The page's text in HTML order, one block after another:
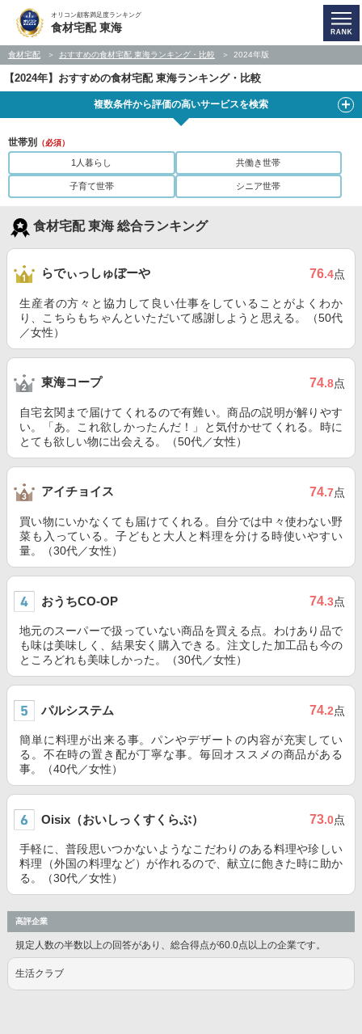
オリコン顧客満足度ランキング
食材宅配 東海
食材宅配 おすすめの食材宅配 東海ランキング・比較 2024年版
【2024年】おすすめの食材宅配 東海ランキング・比較
複数条件から評価の高いサービスを検索
世帯別 （必須）
1人暮らし 共働き世帯
子育て世帯 シニア世帯
食材宅配 東海 総合ランキング
らでぃっしゅぼーや 76.4点
生産者の方々と協力して良い仕事をしていることがよくわか
り、こちらもちゃんといただいて感謝しようと思える。（50代
／女性）
東海コープ 74.8点
自宅玄関まで届けてくれるので有難い。商品の説明が解りやす
い。「あ。これ欲しかったんだ！」と気付かせてくれる。時に
とても欲しい物に出会える。（50代／女性）
アイチョイス 74.7点
買い物にいかなくても届けてくれる。自分では中々使わない野
菜も入っている。子どもと大人と料理を分ける時使いやすい
量。（30代／女性）
おうちCO-OP 74.3点
地元のスーパーで扱っていない商品を買える点。わけあり品で
も味は美味しく、結果安く購入できる。注文した加工品も今の
ところどれも美味しかった。（30代／女性）
パルシステム 74.2点
簡単に料理が出来る事。パンやデザートの内容が充実してい
る。不在時の置き配が丁寧な事。毎回オススメの商品がある
事。（40代／女性）
Oisix（おいしっくすくらぶ） 73.0点
手軽に、普段思いつかないようなこだわりのある料理や珍しい
料理（外国の料理など）が作れるので、献立に飽きた時に助か
る。（30代／女性）
高評企業
規定人数の半数以上の回答があり、総合得点が60.0点以上の企業です。
生活クラブ